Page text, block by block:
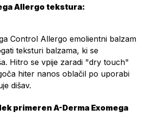
Allergo tekstura:
Control Allergo emolientni balzam
teksturi balzama, ki se
Hitro se vpije zaradi "dry touch"
hiter nanos oblačil po uporabi
dišav.
primeren A-Derma Exomega